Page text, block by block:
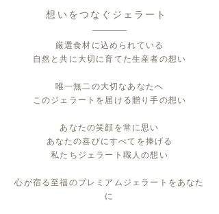
想いをつなぐジェラート
厳選食材に込められている
自然と共に大切に育てた生産者の想い
唯一無二の大切なあなたへ
このジェラートを届ける贈り手の想い
あなたの笑顔を常に思い
あなたの喜びにすべてを捧げる
私たちジェラート職人の想い
心が宿る至福のプレミアムジェラートをあなた
に